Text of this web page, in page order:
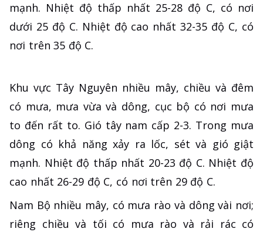
mạnh. Nhiệt độ thấp nhất 25-28 độ C, có nơi
dưới 25 độ C. Nhiệt độ cao nhất 32-35 độ C, có
nơi trên 35 độ C.
Khu vực Tây Nguyên nhiều mây, chiều và đêm
có mưa, mưa vừa và dông, cục bộ có nơi mưa
to đến rất to. Gió tây nam cấp 2-3. Trong mưa
dông có khả năng xảy ra lốc, sét và gió giật
mạnh. Nhiệt độ thấp nhất 20-23 độ C. Nhiệt độ
cao nhất 26-29 độ C, có nơi trên 29 độ C.
Nam Bộ nhiều mây, có mưa rào và dông vài nơi;
riêng chiều và tối có mưa rào và rải rác có